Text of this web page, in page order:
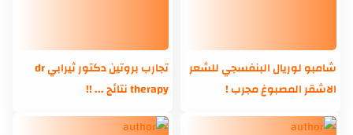
شامبو لوريال البنفسجي للشعر
الاشقر المصبوغ مجرب !
تجارب بروتين دكتور ثيرابي dr
therapy نتائج ... !!